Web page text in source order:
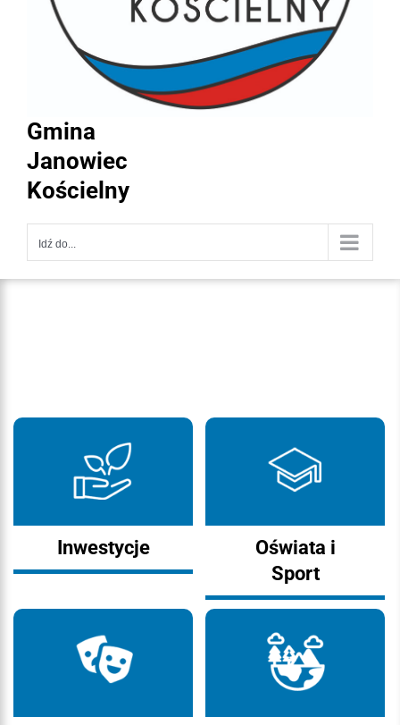
Gmina
Janowiec
Kościelny
Idź do...
Inwestycje
Oświata i
Sport